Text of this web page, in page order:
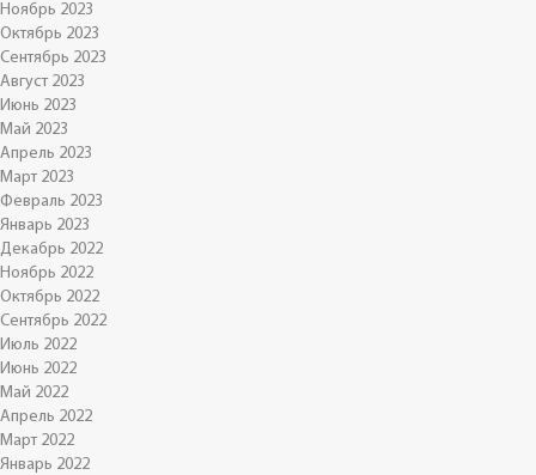
Ноябрь 2023
Октябрь 2023
Сентябрь 2023
Август 2023
Июнь 2023
Май 2023
Апрель 2023
Март 2023
Февраль 2023
Январь 2023
Декабрь 2022
Ноябрь 2022
Октябрь 2022
Сентябрь 2022
Июль 2022
Июнь 2022
Май 2022
Апрель 2022
Март 2022
Январь 2022